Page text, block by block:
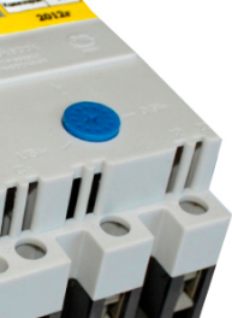
(Branch of «Saren B.
благодарность
обработку нашего
коммерческое
цене в течение двух